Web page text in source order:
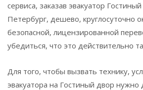
сервиса, заказав эвакуатор
Петербург, дешево, круглосуточно
безопасной, лицензированной
убедиться, что это действительно
Для того, чтобы вызвать технику,
эвакуатора на Гостиный двор нужно